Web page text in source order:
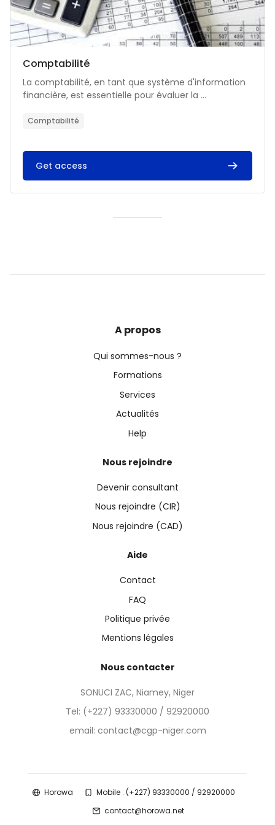
Catégorie de cours
Nom du cours
Comptabilité
Résumé du cours :
La comptabilité, en tant que système d'information
financière, est essentielle pour évaluer la ...
Comptabilité
Get access
A propos
Qui sommes-nous ?
Formations
Services
Actualités
Help
Nous rejoindre
Devenir consultant
Nous rejoindre (CIR)
Nous rejoindre (CAD)
Aide
Contact
FAQ
Politique privée
Mentions légales
Nous contacter
SONUCI ZAC, Niamey, Niger
Tel: (+227) 93330000 / 92920000
email: contact@cgp-niger.com
Horowa
Mobile : (+227) 93330000 / 92920000
contact@horowa.net